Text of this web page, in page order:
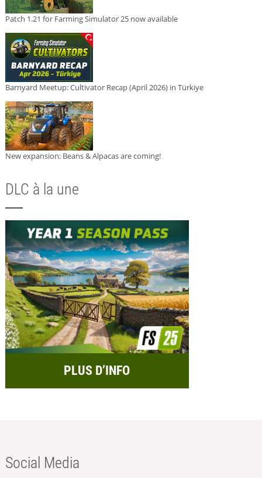
Patch 1.21 for Farming Simulator 25 now available
Barnyard Meetup: Cultivator Recap (April 2026) in Türkiye
New expansion: Beans & Alpacas are coming!
DLC à la une
PLUS D’INFO
Social Media